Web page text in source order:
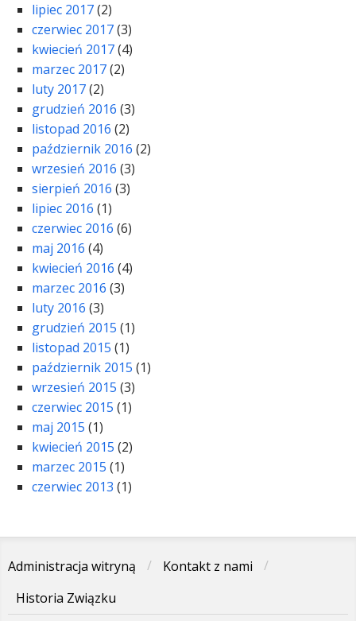
lipiec 2017(2)
czerwiec 2017(3)
kwiecień 2017(4)
marzec 2017(2)
luty 2017(2)
grudzień 2016 (3)
listopad 2016 (2)
październik 2016 (2)
wrzesień 2016 (3)
sierpień 2016 (3)
lipiec 2016 (1)
czerwiec 2016 (6)
maj 2016 (4)
kwiecień 2016 (4)
marzec 2016 (3)
luty 2016 (3)
grudzień 2015 (1)
listopad 2015 (1)
październik 2015 (1)
wrzesień 2015 (3)
czerwiec 2015 (1)
maj 2015 (1)
kwiecień 2015 (2)
marzec 2015 (1)
czerwiec 2013 (1)
Administracja witryną
Kontakt z nami
Historia Związku